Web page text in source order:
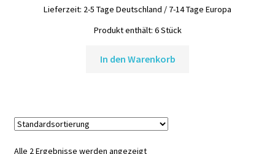
13,95 €.
Lieferzeit: 2-5 Tage Deutschland / 7-14 Tage Europa
Produkt enthält: 6Stück
In den Warenkorb
Alle 2 Ergebnisse werden angezeigt